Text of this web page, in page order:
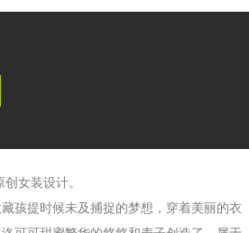
女装设计。
孩提时候未及捕捉的梦想，穿着美丽的衣